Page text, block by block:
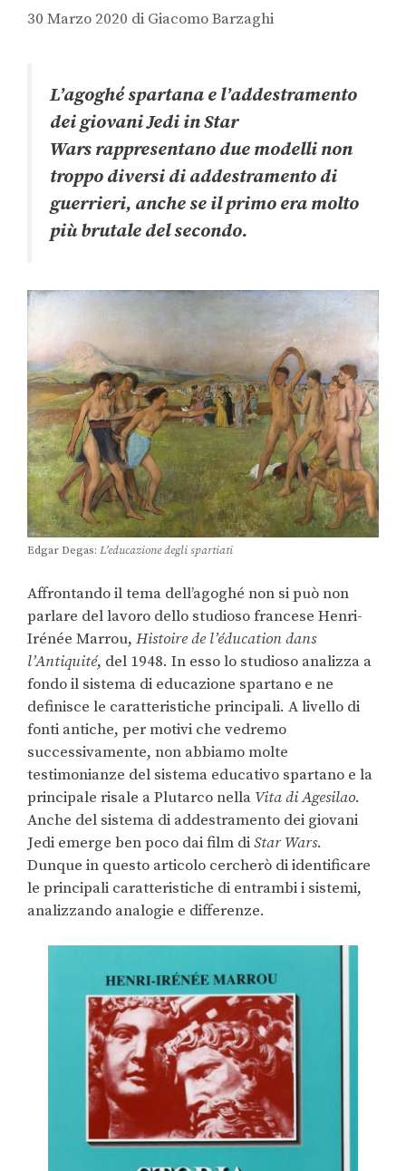
30 Marzo 2020 di Giacomo Barzaghi
L’agoghé spartana e l’addestramento
dei giovani Jedi inStar
Warsrappresentano due modelli non
troppo diversi di addestramento di
guerrieri, anche se il primo era molto
più brutale del secondo.
Edgar Degas: L’educazione degli spartiati
Affrontando il tema dell’agoghé non si può non
parlare del lavoro dello studioso francese Henri-
Irénée Marrou, Histoire de l’éducation dans
l’Antiquité, del 1948. In esso lo studioso analizza a
fondo il sistema di educazione spartano e ne
definisce le caratteristiche principali. A livello di
fonti antiche, per motivi che vedremo
successivamente, non abbiamo molte
testimonianze del sistema educativo spartano e la
principale risale a Plutarco nella Vita di Agesilao.
Anche del sistema di addestramento dei giovani
Jedi emerge ben poco dai film diStar Wars.
Dunque in questo articolo cercherò di identificare
le principali caratteristiche di entrambi i sistemi,
analizzando analogie e differenze.